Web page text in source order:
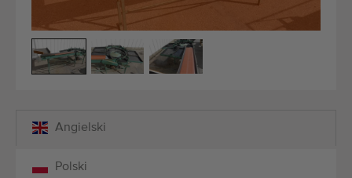
Maszyny rolnicze i ogrodnicze dobrej jakości
Wykwalifikowany personel
Dostawa na całym świecie
Polski
Angielski